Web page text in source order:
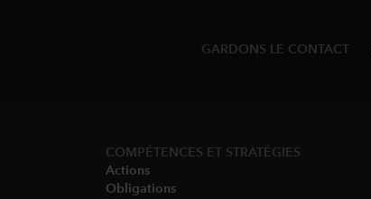
GARDONS LE CONTACT
COMPÉTENCES ET STRATÉGIES
Actions
Obligations